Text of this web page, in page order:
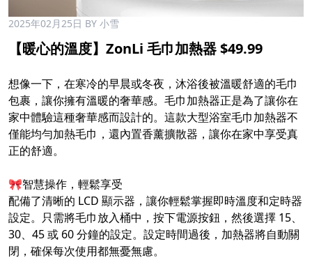
2025年02月25日 BY 小雪
【暖心的溫度】ZonLi 毛巾加熱器 $49.99
想像一下，在寒冷的早晨或冬夜，沐浴後被溫暖舒適的毛巾
包裹，讓你擁有溫暖的奢華感。毛巾加熱器正是為了讓你在
家中體驗這種奢華感而設計的。這款大型浴室毛巾加熱器不
僅能均勻加熱毛巾，還內置香薰擴散器，讓你在家中享受真
正的舒適。
🎀智慧操作，輕鬆享受
配備了清晰的 LCD 顯示器，讓你輕鬆掌握即時溫度和定時器
設定。只需將毛巾放入桶中，按下電源按鈕，然後選擇 15、
30、45 或 60 分鐘的設定。設定時間過後，加熱器將自動關
閉，確保每次使用都無憂無慮。